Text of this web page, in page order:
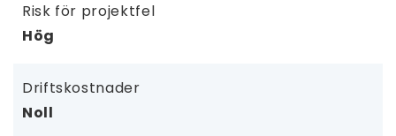
Risk för projektfel
Hög
Driftskostnader
Noll